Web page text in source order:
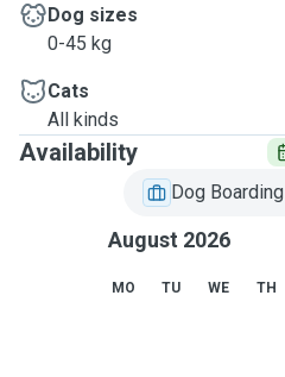
Dog sizes
0-45 kg
Cats
All kinds
Availability
Dog Boarding
August 2026
MO TU WE TH